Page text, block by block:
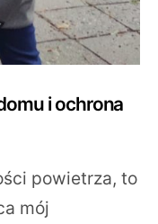
i ochrona
powietrza, to
mój